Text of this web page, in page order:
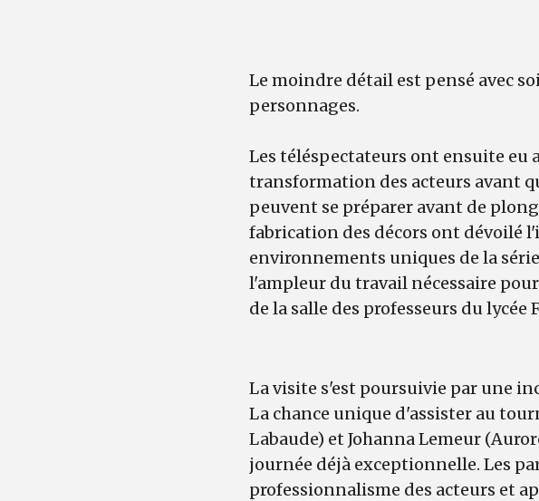
Le moindre détail est pensé avec
personnages.
Les téléspectateurs ont ensuite eu
transformation des acteurs avant
peuvent se préparer avant de
fabrication des décors ont dévoilé
environnements uniques de la
l'ampleur du travail nécessaire
de la salle des professeurs du
La visite s'est poursuivie par une
La chance unique d'assister au
Labaude) et Johanna Lemeur
journée déjà exceptionnelle. Les
professionnalisme des acteurs et